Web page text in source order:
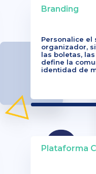
Branding
Personalice el
organizador,
las boletas,
define la
identidad de
Plataforma